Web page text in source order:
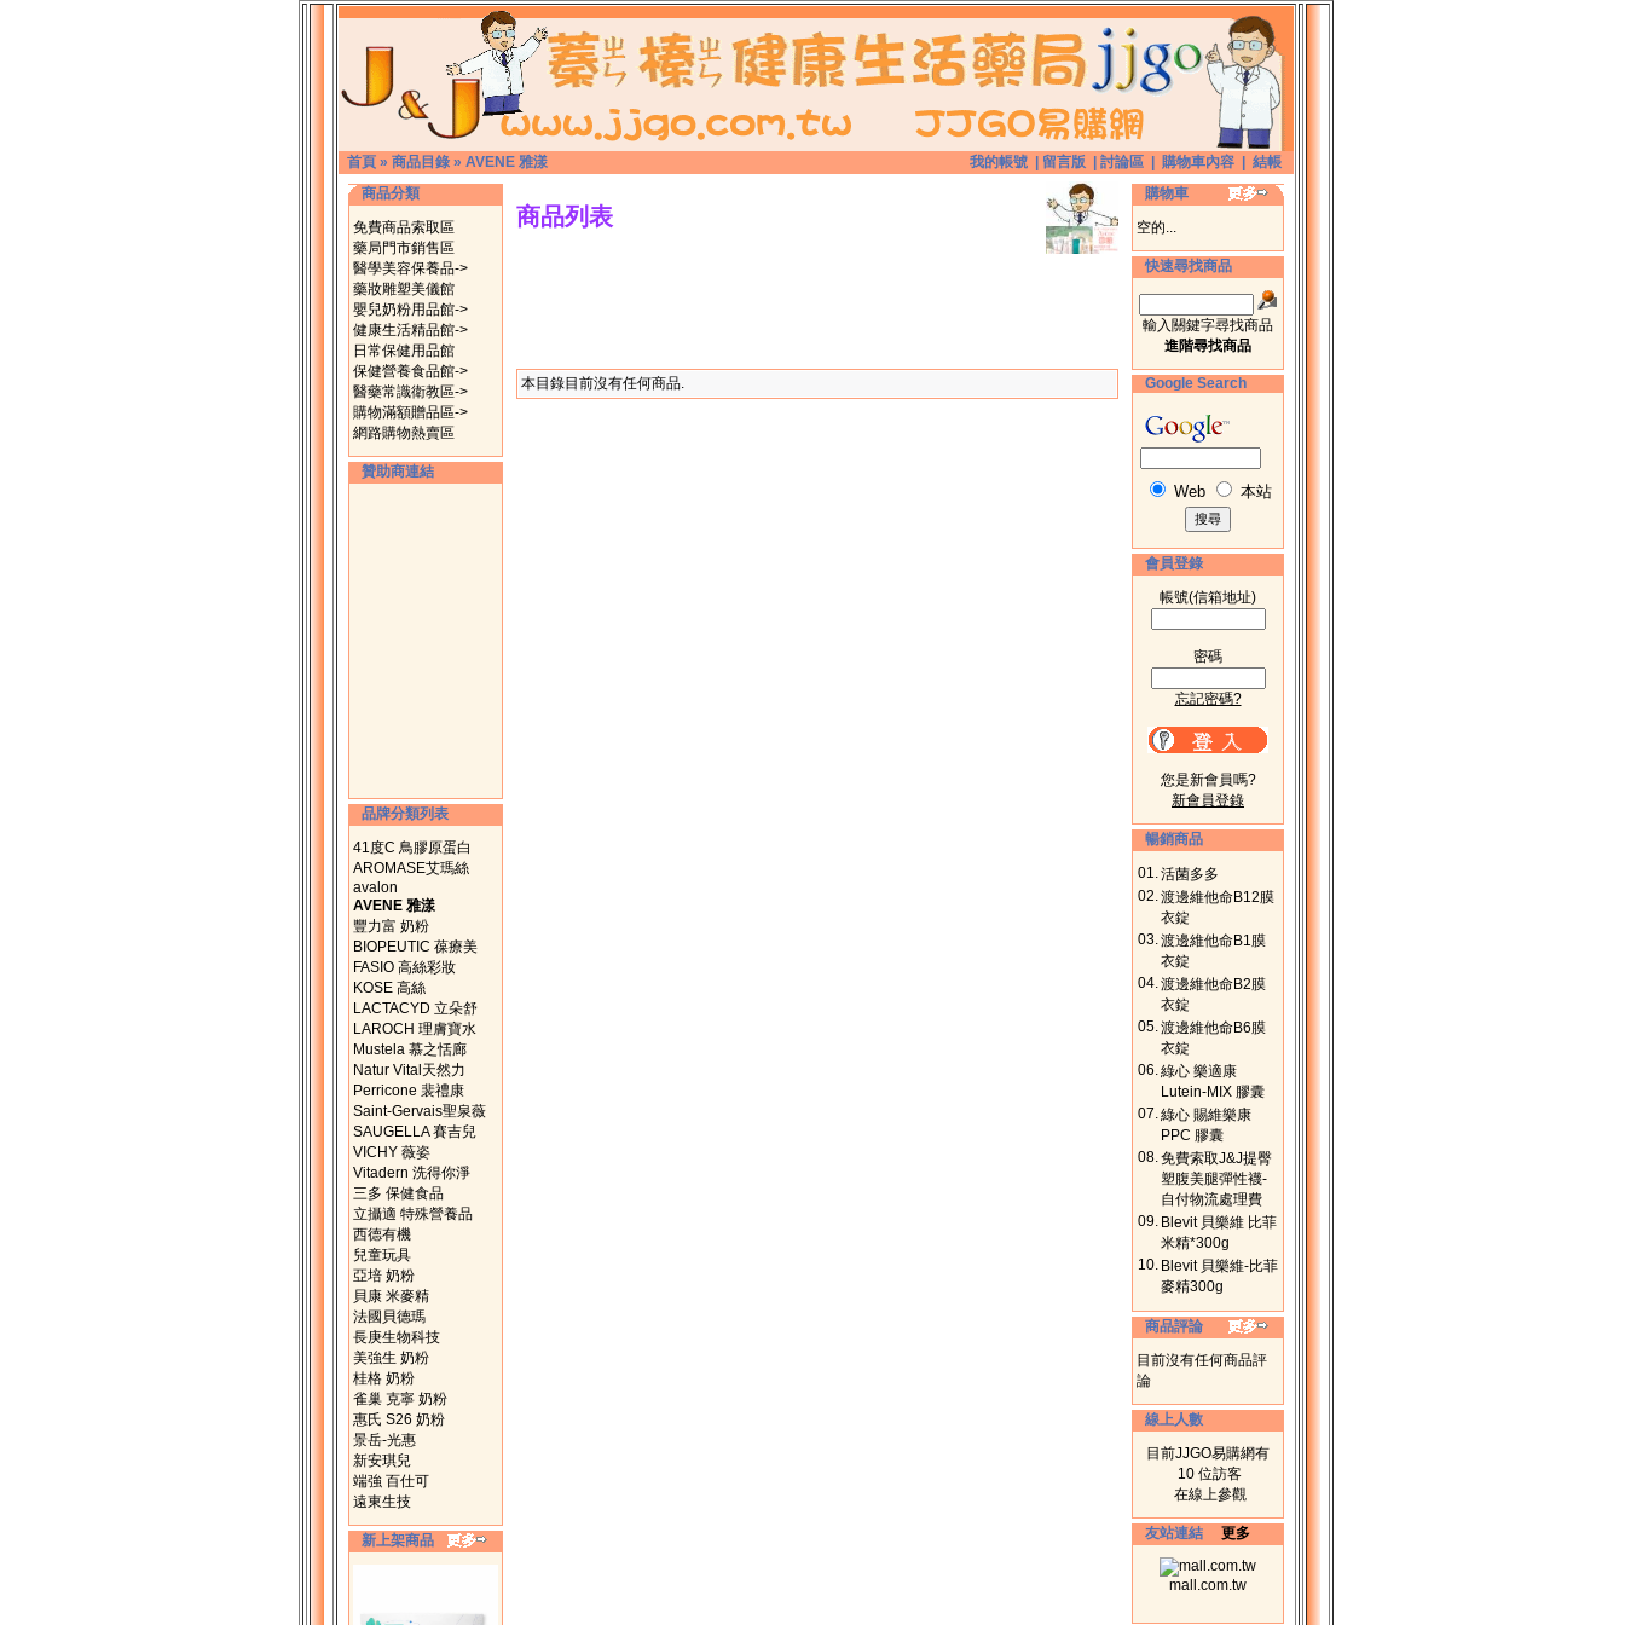
首頁 » 商品目錄 » AVENE 雅漾 我的帳號 留言版 討論區 購物車內容
結帳
商品分類
免費商品索取區
藥局門市銷售區
醫學美容保養品->
藥妝雕塑美儀館
嬰兒奶粉用品館->
健康生活精品館->
日常保健用品館
保健營養食品館->
醫藥常識衛教區->
購物滿額贈品區->
網路購物熱賣區
贊助商連結
品牌分類列表
41度C 鳥膠原蛋白
AROMASE艾瑪絲
avalon
AVENE 雅漾
豐力富 奶粉
BIOPEUTIC 葆療美
FASIO 高絲彩妝
KOSE 高絲
LACTACYD 立朵舒
LAROCH 理膚寶水
Mustela 慕之恬廊
Natur Vital天然力
Perricone 裴禮康
Saint-Gervais聖泉薇
SAUGELLA 賽吉兒
VICHY 薇姿
Vitadern 洗得你淨
三多 保健食品
立攝適 特殊營養品
西德有機
兒童玩具
亞培 奶粉
貝康 米麥精
法國貝德瑪
長庚生物科技
美強生 奶粉
桂格 奶粉
雀巢 克寧 奶粉
惠氏 S26 奶粉
景岳-光惠
新安琪兒
端強 百仕可
遠東生技
新上架商品
商品列表
本目錄目前沒有任何商品.
購物車
空的...
快速尋找商品
輸入關鍵字尋找商品
進階尋找商品
Google Search
Web 本站
會員登錄
帳號(信箱地址)
密碼
忘記密碼?
您是新會員嗎?
新會員登錄
暢銷商品
01.活菌多多
02.渡邊維他命B12膜
衣錠
03.渡邊維他命B1膜
衣錠
04.渡邊維他命B2膜
衣錠
05.渡邊維他命B6膜
衣錠
06.綠心 樂適康
Lutein-MIX 膠囊
07.綠心 賜維樂康
PPC 膠囊
08.免費索取J&J提臀
塑腹美腿彈性襪-
自付物流處理費
09. Blevit 貝樂維 比菲
米精*300g
10. Blevit 貝樂維-比菲
麥精300g
商品評論
目前沒有任何商品評
論
線上人數
目前JJGO易購網有
10 位訪客
在線上參觀
友站連結 更多
mall.com.tw